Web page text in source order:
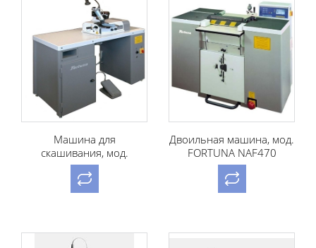
Машина для
скашивания, мод.
FORTUNA 34-S-AG/M
Двоильная машина, мод.
FORTUNA NAF470